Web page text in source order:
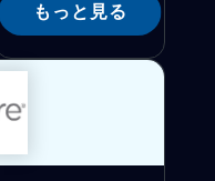
もっと見る